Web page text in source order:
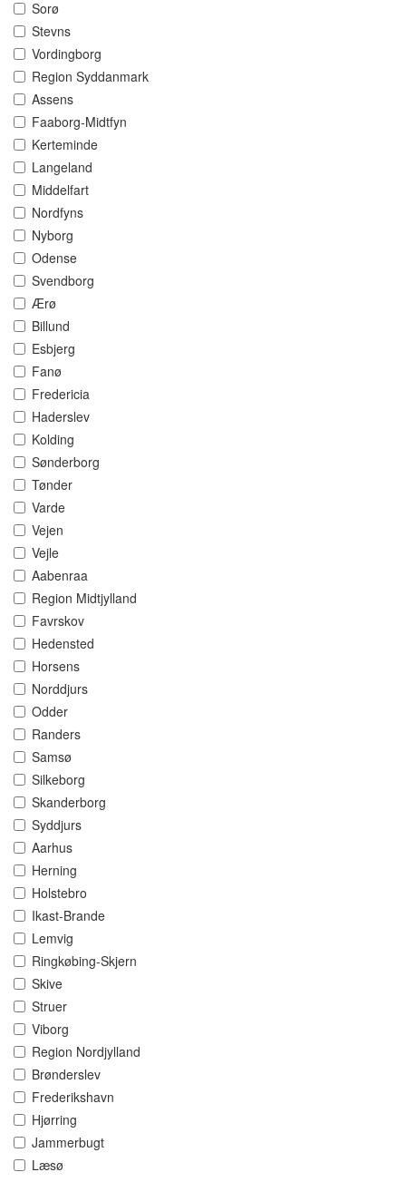
Sorø
Stevns
Vordingborg
Region Syddanmark
Assens
Faaborg-Midtfyn
Kerteminde
Langeland
Middelfart
Nordfyns
Nyborg
Odense
Svendborg
Ærø
Billund
Esbjerg
Fanø
Fredericia
Haderslev
Kolding
Sønderborg
Tønder
Varde
Vejen
Vejle
Aabenraa
Region Midtjylland
Favrskov
Hedensted
Horsens
Norddjurs
Odder
Randers
Samsø
Silkeborg
Skanderborg
Syddjurs
Aarhus
Herning
Holstebro
Ikast-Brande
Lemvig
Ringkøbing-Skjern
Skive
Struer
Viborg
Region Nordjylland
Brønderslev
Frederikshavn
Hjørring
Jammerbugt
Læsø